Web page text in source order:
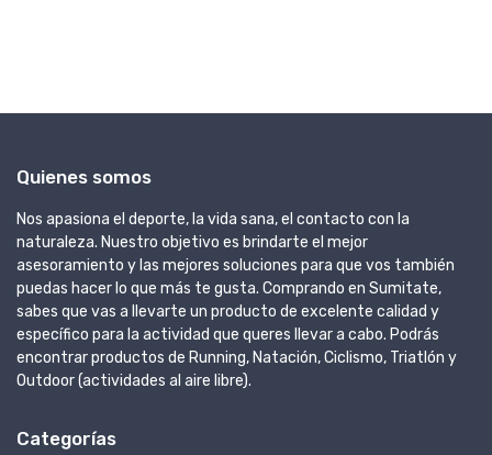
Quienes somos
Nos apasiona el deporte, la vida sana, el contacto con la
naturaleza. Nuestro objetivo es brindarte el mejor
asesoramiento y las mejores soluciones para que vos también
puedas hacer lo que más te gusta. Comprando en Sumitate,
sabes que vas a llevarte un producto de excelente calidad y
específico para la actividad que queres llevar a cabo. Podrás
encontrar productos de Running, Natación, Ciclismo, Triatlón y
Outdoor (actividades al aire libre).
Categorías